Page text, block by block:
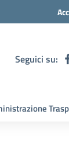
Seguici su: